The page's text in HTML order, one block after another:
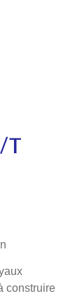
T
construire